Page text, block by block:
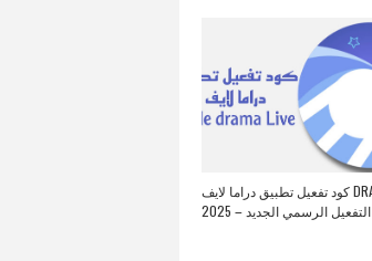
كود تفعيل تطبيق دراما لايف DRAMA LIVE
2025 – التفعيل الرسمي الجديد